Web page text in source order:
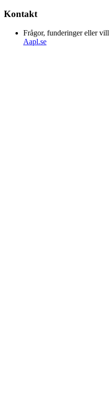
Kontakt
Frågor, funderinger eller
Aapl.se